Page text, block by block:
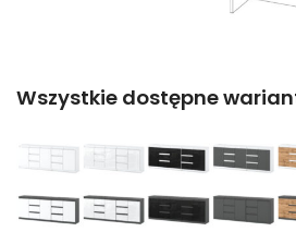
Wszystkie dostępne